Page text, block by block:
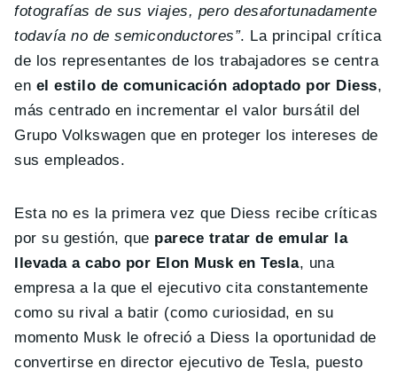
fotografías de sus viajes, pero desafortunadamente
todavía no de semiconductores”. La principal crítica
de los representantes de los trabajadores se centra
en el estilo de comunicación adoptado por Diess,
más centrado en incrementar el valor bursátil del
Grupo Volkswagen que en proteger los intereses de
sus empleados.
Esta no es la primera vez que Diess recibe críticas
por su gestión, que parece tratar de emular la
llevada a cabo por Elon Musk en Tesla, una
empresa a la que el ejecutivo cita constantemente
como su rival a batir (como curiosidad, en su
momento Musk le ofreció a Diess la oportunidad de
convertirse en director ejecutivo de Tesla, puesto